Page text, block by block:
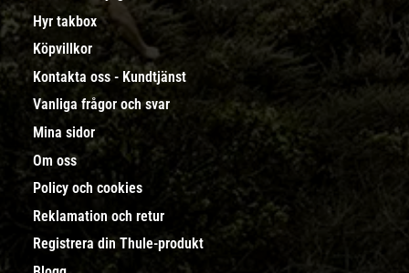
Hyr takbox
Köpvillkor
Kontakta oss - Kundtjänst
Vanliga frågor och svar
Mina sidor
Om oss
Policy och cookies
Reklamation och retur
Registrera din Thule-produkt